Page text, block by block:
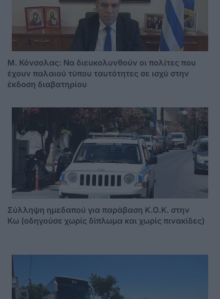
Μ. Κόνσολας: Να διευκολυνθούν οι πολίτες που
έχουν παλαιού τύπου ταυτότητες σε ισχύ στην
έκδοση διαβατηρίου
Σύλληψη ημεδαπού για παράβαση Κ.Ο.Κ. στην
Κω (οδηγούσε χωρίς δίπλωμα και χωρίς πινακίδες)